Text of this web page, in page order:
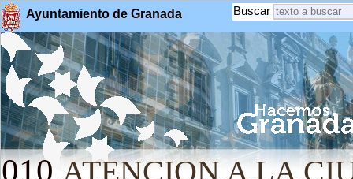
Ayuntamiento de Granada Buscar
010 ATENCION A LA